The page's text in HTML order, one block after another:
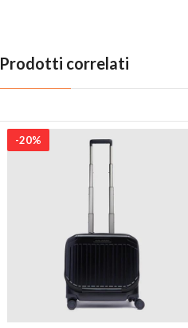
Prodotti correlati
-20%